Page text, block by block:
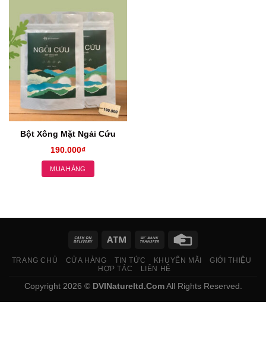
Bột Xông Mặt Ngải Cứu
190.000₫
MUA HÀNG
TRANG CHỦ CỬA HÀNG TIN TỨC KHUYẾN MÃI
GIỚI THIỆU
HỢP TÁC
LIÊN HỆ
Copyright 2026 © DVINatureltd.ComAll Rights Reserved.